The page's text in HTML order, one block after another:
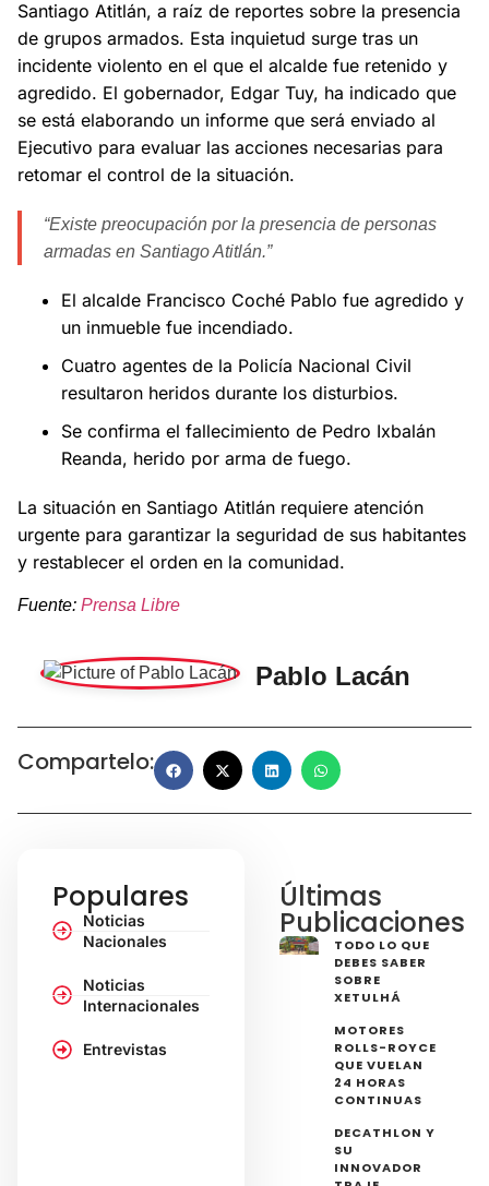
Santiago Atitlán, a raíz de reportes sobre la presencia
de grupos armados. Esta inquietud surge tras un
incidente violento en el que el alcalde fue retenido y
agredido. El gobernador, Edgar Tuy, ha indicado que
se está elaborando un informe que será enviado al
Ejecutivo para evaluar las acciones necesarias para
retomar el control de la situación.
“Existe preocupación por la presencia de personas
armadas en Santiago Atitlán.”
El alcalde Francisco Coché Pablo fue agredido y
un inmueble fue incendiado.
Cuatro agentes de la Policía Nacional Civil
resultaron heridos durante los disturbios.
Se confirma el fallecimiento de Pedro Ixbalán
Reanda, herido por arma de fuego.
La situación en Santiago Atitlán requiere atención
urgente para garantizar la seguridad de sus habitantes
y restablecer el orden en la comunidad.
Fuente: Prensa Libre
Pablo Lacán
Compartelo:
Populares
Noticias
Nacionales
Noticias
Internacionales
Entrevistas
Últimas
Publicaciones
TODO LO QUE
DEBES SABER
SOBRE
XETULHÁ
MOTORES
ROLLS-ROYCE
QUE VUELAN
24 HORAS
CONTINUAS
DECATHLON Y
SU
INNOVADOR